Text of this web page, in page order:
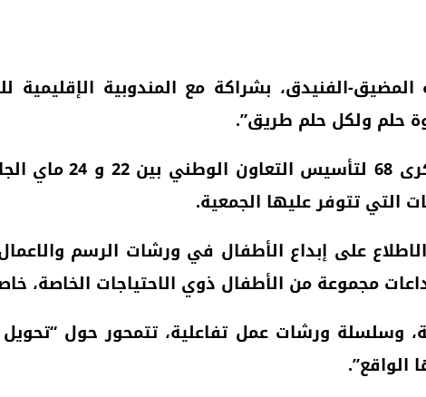
الفنيدق، بشراكة مع المندوبية
حلم ولكل حلم طريق”.
وتهدف هذه الأبواب
التي تتوفر عليها الجمعية.
على إبداع الأطفال في ورشات الرسم
مجموعة من الأطفال ذوي الاحتياجات الخاصة،
وسلسلة ورشات عمل تفاعلية، تتمحور حول